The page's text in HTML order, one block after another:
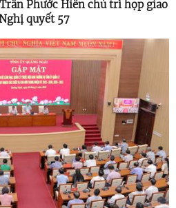
Phước Hiền chủ trì họp giao
quyết 57